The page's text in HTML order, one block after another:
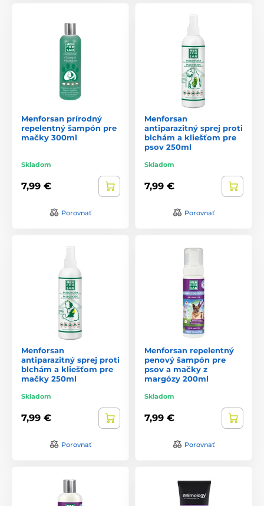
Menforsan prírodný
repelentný šampón pre
mačky 300ml
Skladom
7,99 €
Porovnať
Menforsan
antiparazitný sprej proti
blchám a kliešťom pre
psov 250ml
Skladom
7,99 €
Porovnať
Menforsan
antiparazitný sprej proti
blchám a kliešťom pre
mačky 250ml
Skladom
7,99 €
Porovnať
Menforsan repelentný
penový šampón pre
psov a mačky z
margózy 200ml
Skladom
7,99 €
Porovnať